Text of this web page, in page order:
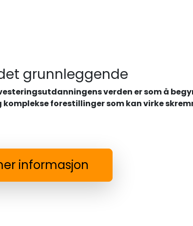
grunnleggende
verden er som å
komplekse forestillinger som kan virke
informasjon